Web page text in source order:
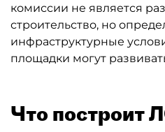
комиссии не является
строительство, но
инфраструктурные
площадки могут
Что построит